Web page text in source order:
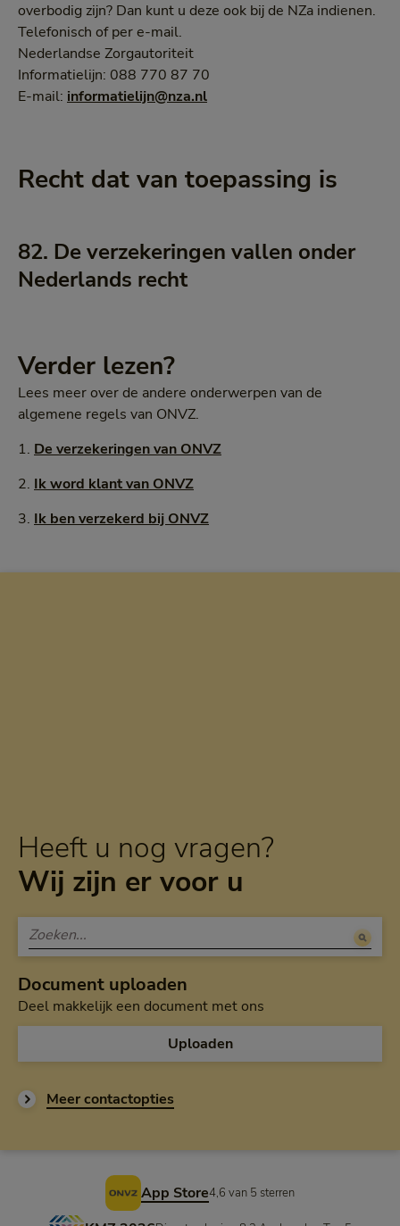
overbodig zijn? Dan kunt u deze ook bij de NZa indienen.
Telefonisch of per e-mail.
Nederlandse Zorgautoriteit
Informatielijn: 088 770 87 70
E-mail: informatielijn@nza.nl
Recht dat van toepassing is
82. De verzekeringen vallen onder
Nederlands recht
Verder lezen?
Lees meer over de andere onderwerpen van de
algemene regels van ONVZ.
1. De verzekeringen van ONVZ
2. Ik word klant van ONVZ
3. Ik ben verzekerd bij ONVZ
Heeft u nog vragen?
Wij zijn er voor u
Document uploaden
Deel makkelijk een document met ons
Uploaden
Meer contactopties
App Store4,6 van 5 sterren